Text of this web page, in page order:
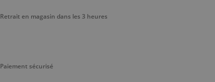
Retrait en magasin dans les 3 heures
Paiement sécurisé